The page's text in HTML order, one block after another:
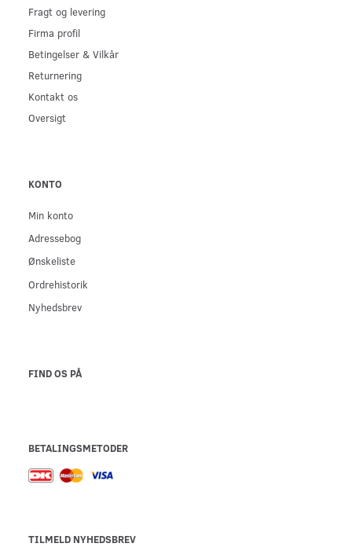
Fragt og levering
Firma profil
Betingelser & Vilkår
Returnering
Kontakt os
Oversigt
KONTO
Min konto
Adressebog
Ønskeliste
Ordrehistorik
Nyhedsbrev
FIND OS PÅ
BETALINGSMETODER
TILMELD NYHEDSBREV